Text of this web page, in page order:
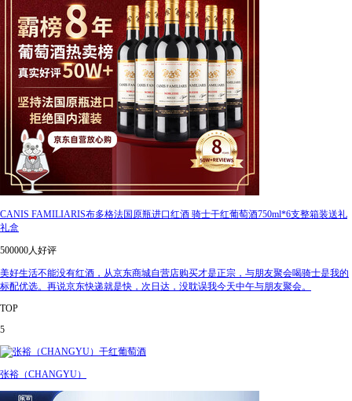
CANIS FAMILIARIS布多格法国原瓶进口红酒 骑士干红葡萄酒750ml*6支整箱装送礼
礼盒
500000人好评
美好生活不能没有红酒，从京东商城自营店购买才是正宗，与朋友聚会喝骑士是我的
标配优选。再说京东快递就是快，次日达，没耽误我今天中午与朋友聚会。
TOP
5
张裕（CHANGYU）